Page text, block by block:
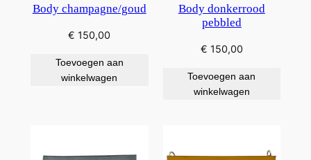
Body champagne/goud
€ 150,00
Toevoegen aan
winkelwagen
Body donkerrood
pebbled
€ 150,00
Toevoegen aan
winkelwagen